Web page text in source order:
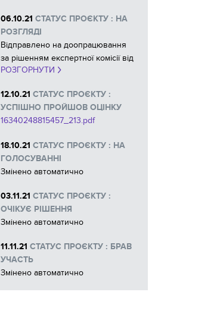
06.10.21 СТАТУС ПРОЄКТУ : НА
РОЗГЛЯДІ
Відправлено на доопрацювання
за рішенням експертної комісії від
05.10.2021
РОЗГОРНУТИ
12.10.21 СТАТУС ПРОЄКТУ :
УСПІШНО ПРОЙШОВ ОЦІНКУ
16340248815457_213.pdf
18.10.21 СТАТУС ПРОЄКТУ : НА
ГОЛОСУВАННІ
Змінено автоматично
03.11.21 СТАТУС ПРОЄКТУ :
ОЧІКУЄ РІШЕННЯ
Змінено автоматично
11.11.21 СТАТУС ПРОЄКТУ : БРАВ
УЧАСТЬ
Змінено автоматично